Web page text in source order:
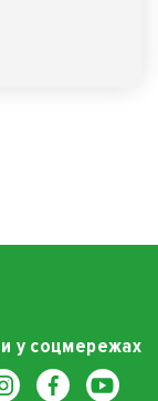
у соцмережах